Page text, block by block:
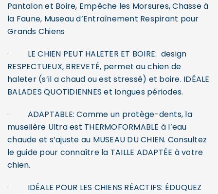
Pantalon et Boire, Empêche les Morsures, Chasse à
la Faune, Museau d’Entraînement Respirant pour
Grands Chiens
· LE CHIEN PEUT HALETER ET BOIRE: design
RESPECTUEUX, BREVETÉ, permet au chien de
haleter (s’il a chaud ou est stressé) et boire. IDÉALE
BALADES QUOTIDIENNES et longues périodes.
· ADAPTABLE: Comme un protège-dents, la
muselière Ultra est THERMOFORMABLE à l’eau
chaude et s’ajuste au MUSEAU DU CHIEN. Consultez
le guide pour connaître la TAILLE ADAPTÉE à votre
chien.
· IDÉALE POUR LES CHIENS RÉACTIFS: ÉDUQUEZ